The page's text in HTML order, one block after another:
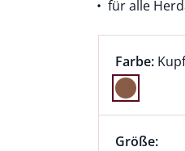
für alle
Farbe:
Farbe
Größe:
Größe 01